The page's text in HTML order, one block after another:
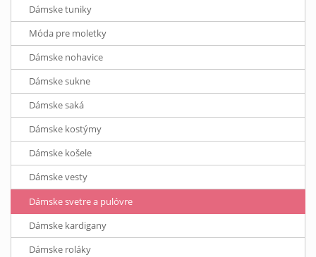
Dámske tuniky
Móda pre moletky
Dámske nohavice
Dámske sukne
Dámske saká
Dámske kostýmy
Dámske košele
Dámske vesty
Dámske svetre a pulóvre
Dámske kardigany
Dámske roláky